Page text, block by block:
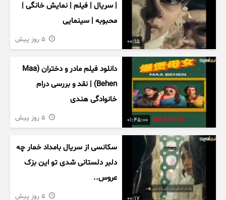
00:15
| سریال | فیلم | نمایش خانگی |
محبوبه | سینمایی
01:45:00
دانلود فیلم مادر و دختران (Maa
Behen) | نقد و بررسی درام
خانوادگی هندی
سکانسی از سریال بامداد خمار چه
دلبر دلستانی شدی تو این بزک
عروس..